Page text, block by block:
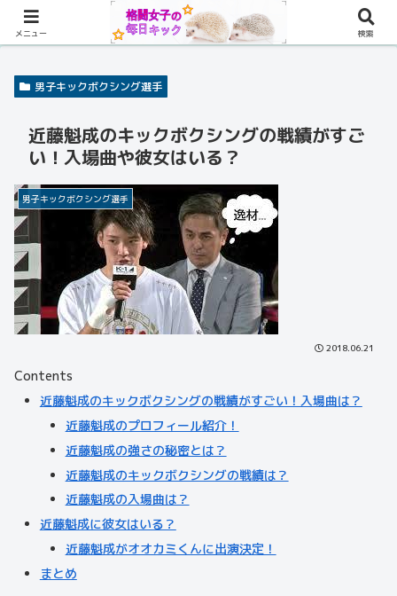
男子キックボクシング選手
近藤魁成のキックボクシングの戦績がすご
い！入場曲や彼女はいる？
男子キックボクシング選手
2018.06.21
Contents
近藤魁成のキックボクシングの戦績がすごい！入場曲は？
近藤魁成のプロフィール紹介！
近藤魁成の強さの秘密とは？
近藤魁成のキックボクシングの戦績は？
近藤魁成の入場曲は？
近藤魁成に彼女はいる？
近藤魁成がオオカミくんに出演決定！
まとめ
メニュー 検索